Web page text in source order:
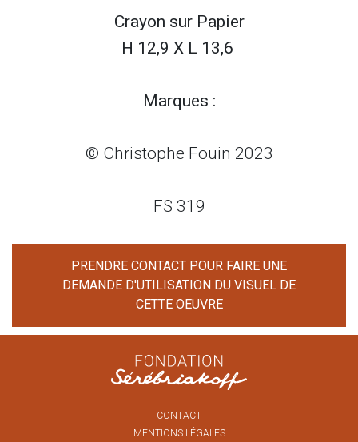
Crayon sur Papier
H 12,9 X L 13,6
Marques :
© Christophe Fouin 2023
FS 319
PRENDRE CONTACT POUR FAIRE UNE
DEMANDE D'UTILISATION DU VISUEL DE
CETTE OEUVRE
CONTACT
MENTIONS LÉGALES